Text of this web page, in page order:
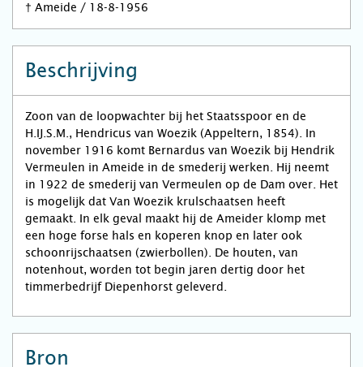
† Ameide / 18-8-1956
Beschrijving
Zoon van de loopwachter bij het Staatsspoor en de
H.IJ.S.M., Hendricus van Woezik (Appeltern, 1854). In
november 1916 komt Bernardus van Woezik bij Hendrik
Vermeulen in Ameide in de smederij werken. Hij neemt
in 1922 de smederij van Vermeulen op de Dam over. Het
is mogelijk dat Van Woezik krulschaatsen heeft
gemaakt. In elk geval maakt hij de Ameider klomp met
een hoge forse hals en koperen knop en later ook
schoonrijschaatsen (zwierbollen). De houten, van
notenhout, worden tot begin jaren dertig door het
timmerbedrijf Diepenhorst geleverd.
Bron